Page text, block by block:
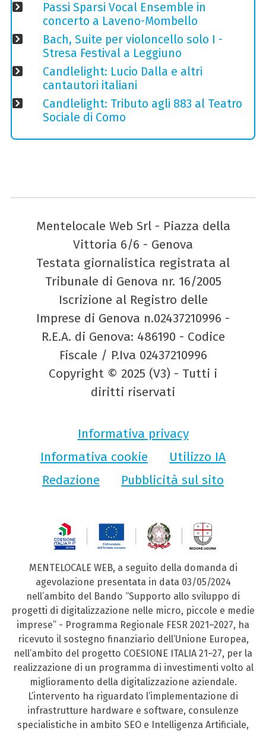
Passi Sparsi Vocal Ensemble in
concerto a Laveno-Mombello
Bach, Suite per violoncello solo I -
Stresa Festival a Leggiuno
Candlelight: Lucio Dalla e altri
cantautori italiani
Candlelight: Tributo agli 883 al Teatro
Sociale di Como
Mentelocale Web Srl - Piazza della
Vittoria 6/6 - Genova
Testata giornalistica registrata al
Tribunale di Genova nr. 16/2005
Iscrizione al Registro delle
Imprese di Genova n.02437210996 -
R.E.A. di Genova: 486190 - Codice
Fiscale / P.Iva 02437210996
Copyright © 2025 (V3) - Tutti i
diritti riservati
Informativa privacy
Informativa cookie
Utilizzo IA
Redazione
Pubblicità sul sito
MENTELOCALE WEB, a seguito della domanda di
agevolazione presentata in data 03/05/2024
nell’ambito del Bando “Supporto allo sviluppo di
progetti di digitalizzazione nelle micro, piccole e medie
imprese” - Programma Regionale FESR 2021–2027, ha
ricevuto il sostegno finanziario dell’Unione Europea,
nell’ambito del progetto COESIONE ITALIA 21–27, per la
realizzazione di un programma di investimenti volto al
miglioramento della digitalizzazione aziendale.
L’intervento ha riguardato l’implementazione di
infrastrutture hardware e software, consulenze
specialistiche in ambito SEO e Intelligenza Artificiale,